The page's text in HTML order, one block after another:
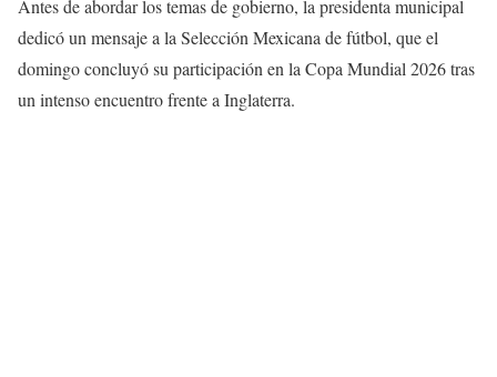
Antes de abordar los temas de gobierno, la presidenta municipal
dedicó un mensaje a la Selección Mexicana de fútbol, que el
domingo concluyó su participación en la Copa Mundial 2026 tras
un intenso encuentro frente a Inglaterra.